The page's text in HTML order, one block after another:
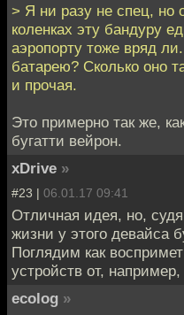
> Я ни разу не спец, но
коленках эту бандуру
аэропорту тоже вряд
батарею? Сколько оно
и прочая.
Это примерно так же,
бугатти вейрон.
xDrive »
#23 | 06.01.17 09:41
Отличная идея, но,
жизни у этого девайса
Поглядим как
устройств от,
ecolog »